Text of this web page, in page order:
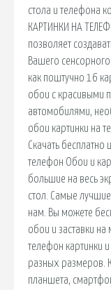
стола и телефона
КАРТИНКИ НА
позволяет
Вашего
как поштучно 16
обои с красивыми
автомобилями,
обои картинки на
Скачать
телефон Обои и
большие на весь
стол. Самые
нам. Вы можете
обои и заставки на
телефон картинки
разных размеров.
планшета,